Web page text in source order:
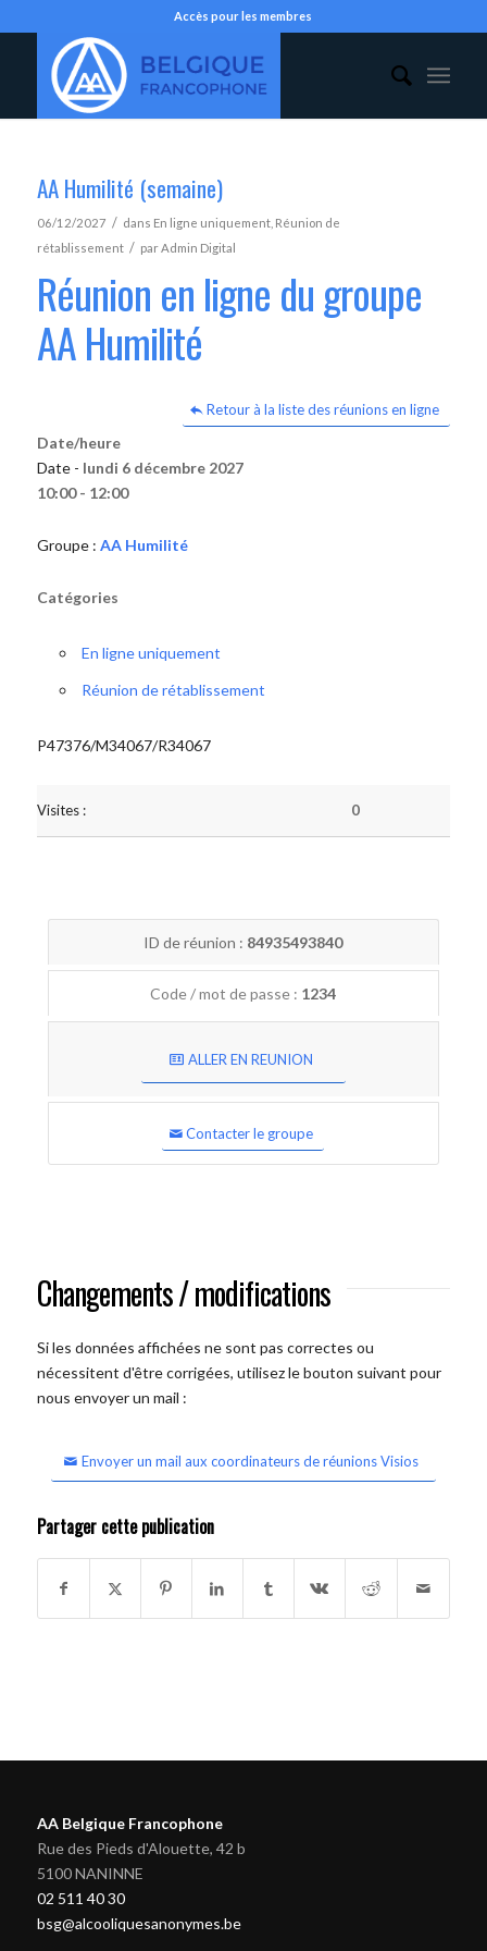
Accès pour les membres
AA Humilité (semaine)
06/12/2027 / dans En ligne uniquement, Réunion de
rétablissement / parAdmin Digital
Réunion en ligne du groupe
AA Humilité
Retour à la liste des réunions en ligne
Date/heure
Date - lundi 6 décembre 2027
10:00 - 12:00
Groupe : AA Humilité
Catégories
En ligne uniquement
Réunion de rétablissement
P47376/M34067/R34067
Visites : 0
ID de réunion : 84935493840
Code / mot de passe : 1234
ALLER EN REUNION
Contacter le groupe
Changements / modifications
Si les données affichées ne sont pas correctes ou
nécessitent d'être corrigées, utilisez le bouton suivant pour
nous envoyer un mail :
Envoyer un mail aux coordinateurs de réunions Visios
Partager cette publication
AA Belgique Francophone
Rue des Pieds d'Alouette, 42 b
5100 NANINNE
02 511 40 30
bsg@alcooliquesanonymes.be